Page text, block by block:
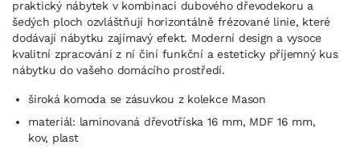
praktický nábytek v kombinaci dubového dřevodekoru a
šedých ploch ozvláštňují horizontálně frézované linie, které
dodávají nábytku zajímavý efekt. Moderní design a vysoce
kvalitní zpracování z ní činí funkční a esteticky příjemný kus
nábytku do vašeho domácího prostředí.
široká komoda se zásuvkou z kolekce Mason
materiál: laminovaná dřevotříska 16 mm, MDF 16 mm,
kov, plast